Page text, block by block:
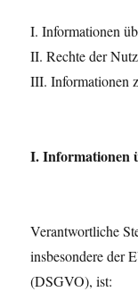
I. Informationen
II. Rechte der
III. Informationen
I. Informationen
Verantwortliche
insbesondere der
(DSGVO), ist: